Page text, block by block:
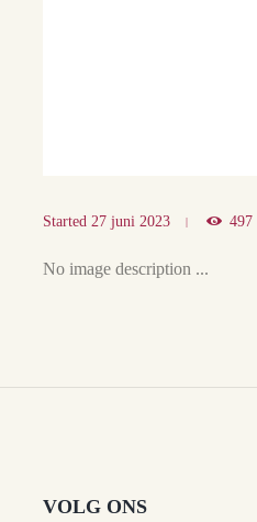
Started 27 juni 2023 497
No image description ...
VOLG ONS